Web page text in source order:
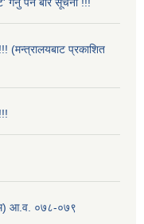
(मन्त्रालयबाट प्रकाशित
आ.व. ०७८-०७९